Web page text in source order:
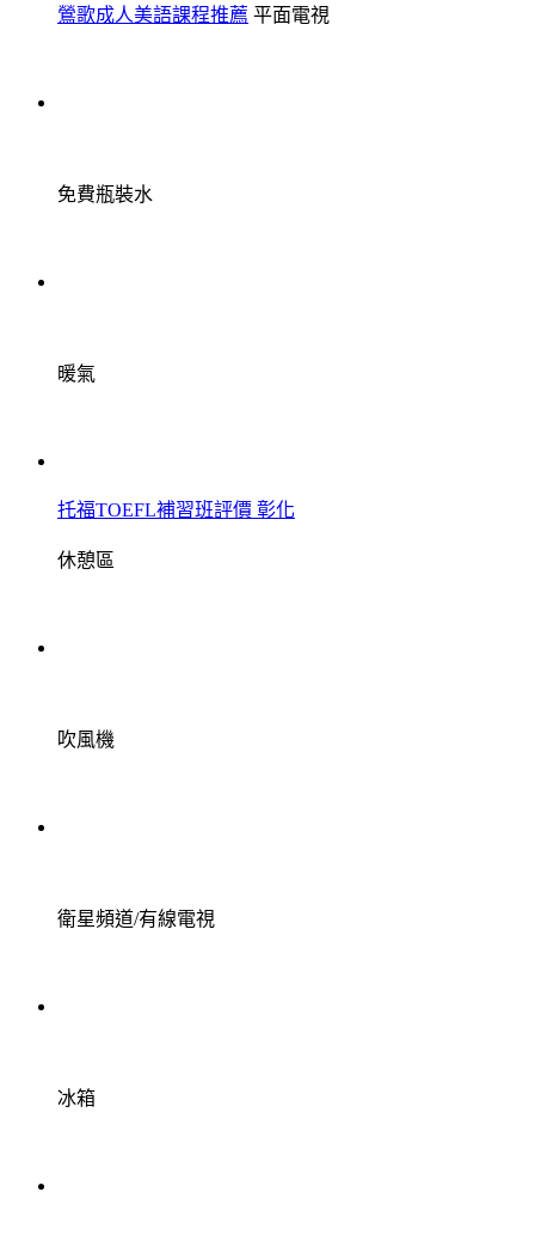
鶯歌成人美語課程推薦 平面電視
免費瓶裝水
暖氣
托福TOEFL補習班評價 彰化
休憩區
吹風機
衛星頻道/有線電視
冰箱